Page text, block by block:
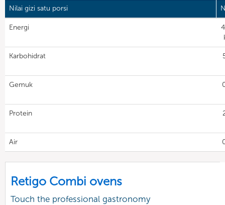
Nilai gizi satu porsi
Energi
Karbohidrat
Gemuk
Protein
Air
Retigo Combi ovens
Touch the professional gastronomy